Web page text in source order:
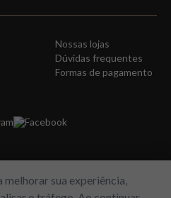
sua experiência,
Nossas lojas
Dúvidas frequentes
Formas de pagamento
Facebook